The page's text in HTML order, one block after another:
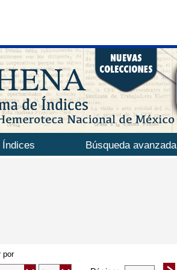
Índices Búsqueda avanzada
por